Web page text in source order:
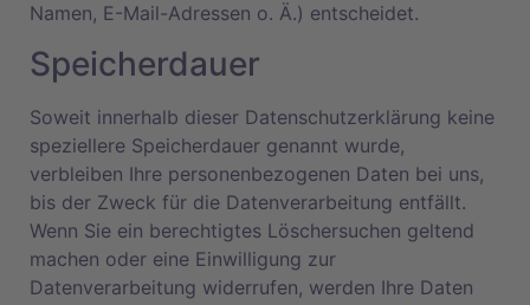
Namen, E-Mail-Adressen o. Ä.) entscheidet.
Speicherdauer
Soweit innerhalb dieser Datenschutzerklärung keine
speziellere Speicherdauer genannt wurde,
verbleiben Ihre personenbezogenen Daten bei uns,
bis der Zweck für die Datenverarbeitung entfällt.
Wenn Sie ein berechtigtes Löschersuchen geltend
machen oder eine Einwilligung zur
Datenverarbeitung widerrufen, werden Ihre Daten